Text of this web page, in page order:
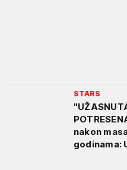
STARS
nakon
godinama: